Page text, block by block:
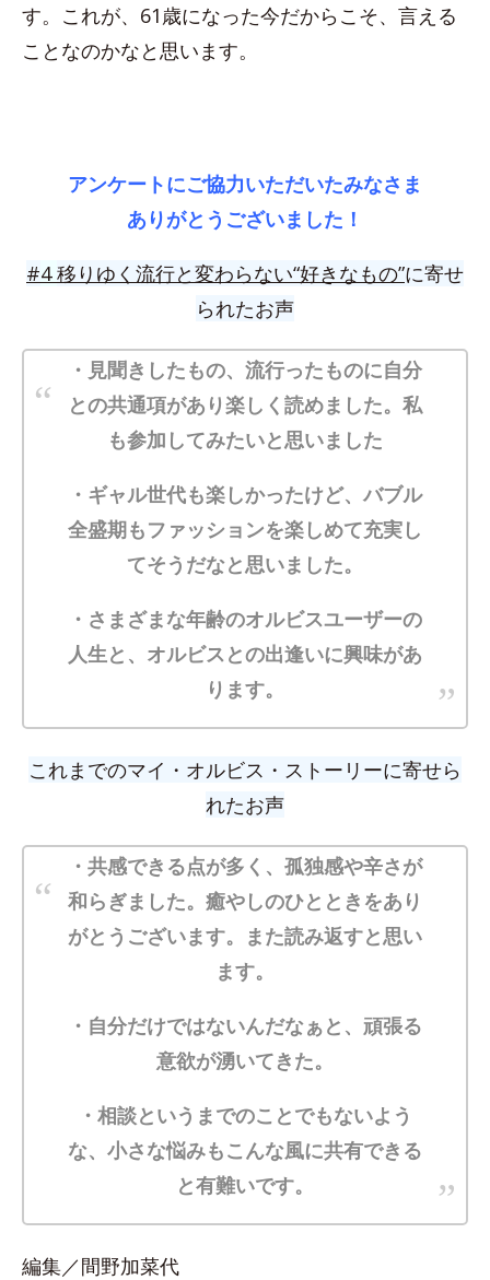
す。これが、61歳になった今だからこそ、言える
ことなのかなと思います。
アンケートにご協力いただいたみなさま
ありがとうございました！
#4移りゆく流行と変わらない“好きなもの”に寄せ
られたお声
・見聞きしたもの、流行ったものに自分
との共通項があり楽しく読めました。私
も参加してみたいと思いました
・ギャル世代も楽しかったけど、バブル
全盛期もファッションを楽しめて充実し
てそうだなと思いました。
・さまざまな年齢のオルビスユーザーの
人生と、オルビスとの出逢いに興味があ
ります。
これまでのマイ・オルビス・ストーリーに寄せら
れたお声
・共感できる点が多く、孤独感や辛さが
和らぎました。癒やしのひとときをあり
がとうございます。また読み返すと思い
ます。
・自分だけではないんだなぁと、頑張る
意欲が湧いてきた。
・相談というまでのことでもないよう
な、小さな悩みもこんな風に共有できる
と有難いです。
編集／間野加菜代